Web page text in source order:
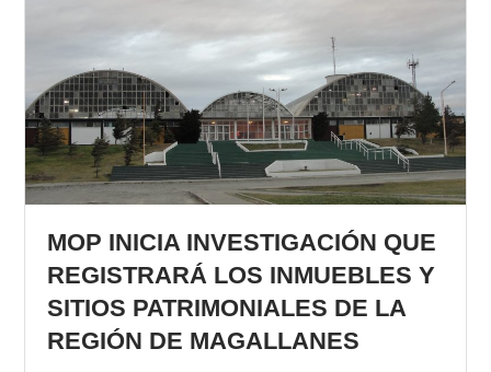
MOP INICIA INVESTIGACIÓN QUE
REGISTRARÁ LOS INMUEBLES Y
SITIOS PATRIMONIALES DE LA
REGIÓN DE MAGALLANES